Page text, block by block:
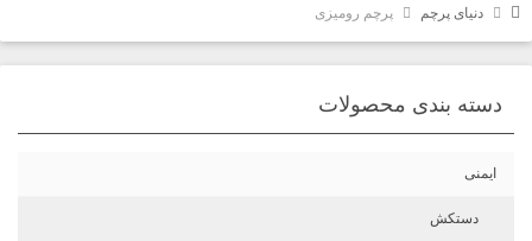
دنیای پرچم پرچم رومیزی
دسته بندی محصولات
ایمنی
دستکش